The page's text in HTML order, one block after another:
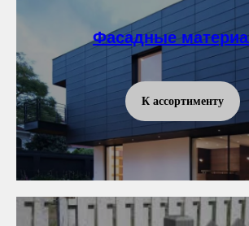
Фасадные
К ассортименту